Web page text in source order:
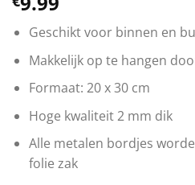
Geschikt voor binnen en
Makkelijk op te hangen
Formaat: 20 x 30 cm
Hoge kwaliteit 2 mm dik
Alle metalen bordjes
folie zak